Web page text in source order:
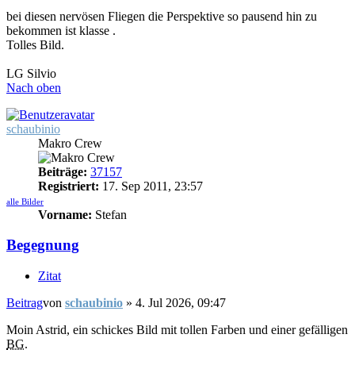
bei diesen nervösen Fliegen die Perspektive so pausend hin zu
bekommen ist klasse .
Tolles Bild.
LG Silvio
Nach oben
schaubinio
Makro Crew
Beiträge: 37157
Registriert: 17. Sep 2011, 23:57
alle Bilder
Vorname: Stefan
Begegnung
Zitat
Beitragvon schaubinio » 4. Jul 2026, 09:47
Moin Astrid, ein schickes Bild mit tollen Farben und einer gefälligen
BG.